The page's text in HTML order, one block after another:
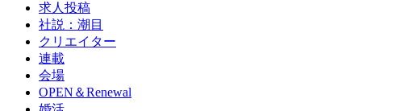
求人投稿
社説：潮目
クリエイター
連載
会場
OPEN＆Renewal